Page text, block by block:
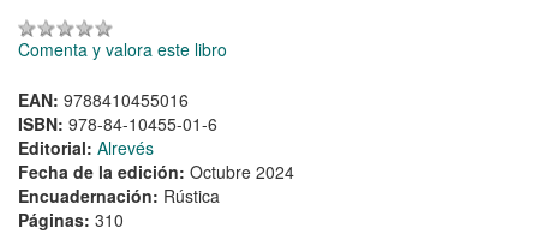
Comenta y valora este libro
EAN: 9788410455016
ISBN: 978-84-10455-01-6
Editorial: Alrevés
Fecha de la edición: Octubre 2024
Encuadernación: Rústica
Páginas: 310